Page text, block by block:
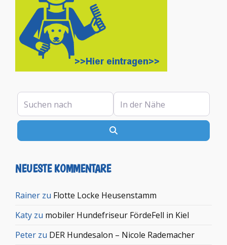
Suchen nach In der Nähe
NEUESTE KOMMENTARE
Rainer zu Flotte Locke Heusenstamm
Katy zu mobiler Hundefriseur FördeFell in Kiel
Peter zu DER Hundesalon – Nicole Rademacher